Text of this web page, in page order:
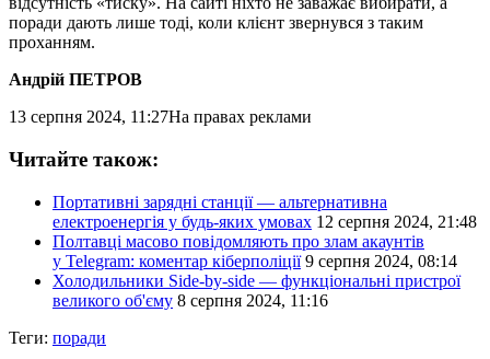
поради дають лише тоді, коли клієнт звернувся з таким
проханням.
Андрій ПЕТРОВ
13 серпня 2024, 11:27На правах реклами
Читайте також:
Портативні зарядні станції — альтернативна
електроенергія у будь-яких умовах 12 серпня 2024, 21:48
Полтавці масово повідомляють про злам акаунтів
у Telegram: коментар кіберполіції 9 серпня 2024, 08:14
Холодильники Side-by-side — функціональні пристрої
великого об'єму 8 серпня 2024, 11:16
Теги: поради